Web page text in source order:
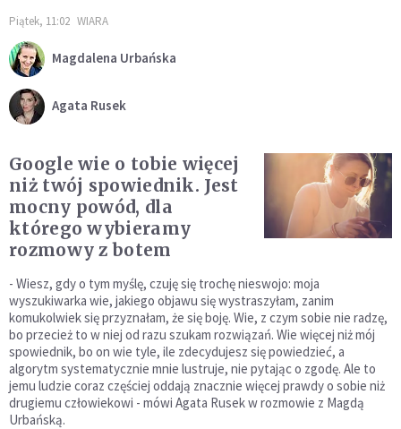
Piątek, 11:02 WIARA
Magdalena Urbańska
Agata Rusek
Google wie o tobie więcej
niż twój spowiednik. Jest
mocny powód, dla
którego wybieramy
rozmowy z botem
- Wiesz, gdy o tym myślę, czuję się trochę nieswojo: moja
wyszukiwarka wie, jakiego objawu się wystraszyłam, zanim
komukolwiek się przyznałam, że się boję. Wie, z czym sobie nie radzę,
bo przecież to w niej od razu szukam rozwiązań. Wie więcej niż mój
spowiednik, bo on wie tyle, ile zdecydujesz się powiedzieć, a
algorytm systematycznie mnie lustruje, nie pytając o zgodę. Ale to
jemu ludzie coraz częściej oddają znacznie więcej prawdy o sobie niż
drugiemu człowiekowi - mówi Agata Rusek w rozmowie z Magdą
Urbańską.